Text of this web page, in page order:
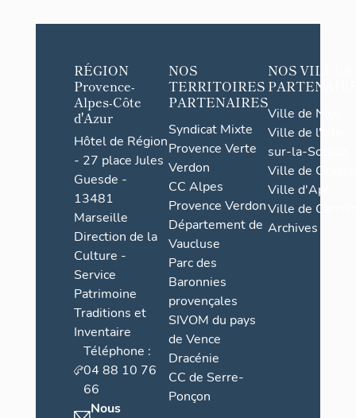
RÉGION
Provence-
Alpes-Côte
d'Azur
Hôtel de Région
- 27 place Jules
Guesde -
13481
Marseille
Direction de la
Culture -
Service
Patrimoine
Traditions et
Inventaire
Téléphone :
04 88 10 76
66
Nous
NOS
TERRITOIRES
PARTENAIRES
Syndicat Mixte
Provence Verte
Verdon
CC Alpes
Provence Verdon
Département de
Vaucluse
Parc des
Baronnies
provençales
SIVOM du pays
de Vence
Dracénie
CC de Serre-
Ponçon
NOS VILLES
Ville de Nice
Ville de l'Isle-
sur-la-Sorgue
Ville de Grasse
Ville d'Apt
Ville de
Archives